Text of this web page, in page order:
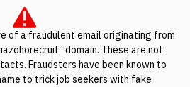
of a fraudulent email originating from
domain. These are not
Fraudsters have been known to
to trick job seekers with fake